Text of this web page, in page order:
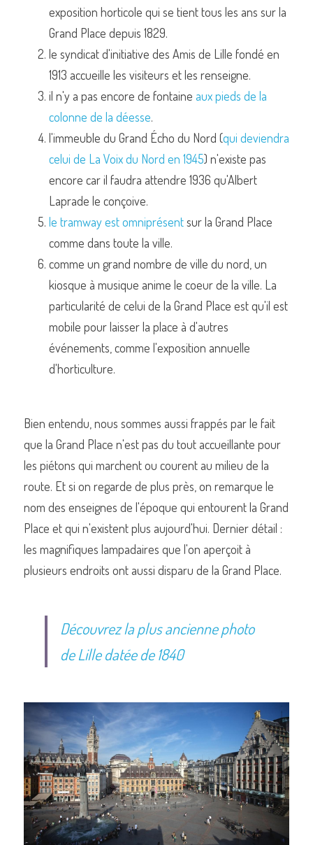
exposition horticole qui se tient tous les ans sur la
Grand Place depuis 1829.
le syndicat d'initiative des Amis de Lille fondé en
1913 accueille les visiteurs et les renseigne.
il n'y a pas encore de fontaine aux pieds de la
colonne de la déesse.
l'immeuble du Grand Écho du Nord (qui deviendra
celui de La Voix du Nord en 1945) n'existe pas
encore car il faudra attendre 1936 qu'Albert
Laprade le conçoive.
le tramway est omniprésent sur la Grand Place
comme dans toute la ville.
comme un grand nombre de ville du nord, un
kiosque à musique anime le coeur de la ville. La
particularité de celui de la Grand Place est qu'il est
mobile pour laisser la place à d'autres
événements, comme l'exposition annuelle
d'horticulture.
Bien entendu, nous sommes aussi frappés par le fait
que la Grand Place n'est pas du tout accueillante pour
les piétons qui marchent ou courent au milieu de la
route. Et si on regarde de plus près, on remarque le
nom des enseignes de l'époque qui entourent la Grand
Place et qui n'existent plus aujourd'hui. Dernier détail :
les magnifiques lampadaires que l'on aperçoit à
plusieurs endroits ont aussi disparu de la Grand Place.
Découvrez la plus ancienne photo
de Lille datée de 1840